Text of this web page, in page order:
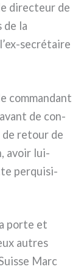
direc­teur de
de la
secrétaire
com­man­dant
de con­
de retour de
avoir lui-
per­qui­si­
por­te et
autres
Marc